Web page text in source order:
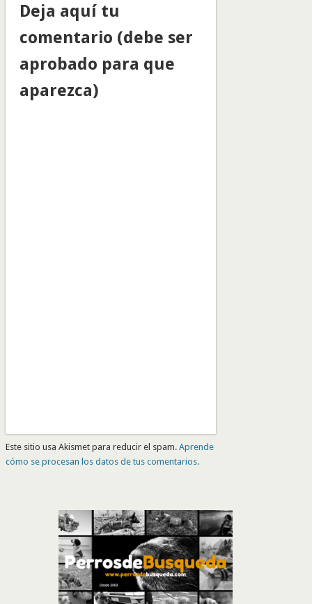
Deja aquí tu
comentario (debe ser
aprobado para que
aparezca)
Este sitio usa Akismet para reducir el spam. Aprende
cómo se procesan los datos de tus comentarios.